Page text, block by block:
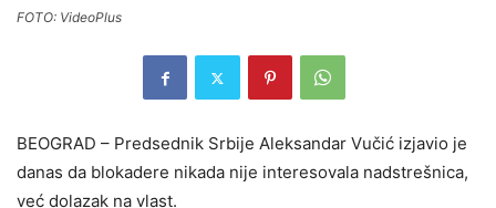
FOTO: VideoPlus
BEOGRAD – Predsednik Srbije Aleksandar Vučić izjavio je
danas da blokadere nikada nije interesovala nadstrešnica,
već dolazak na vlast.